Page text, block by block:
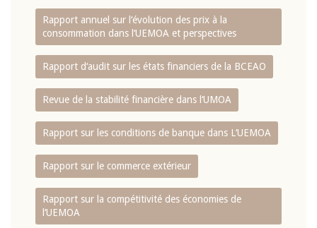
Rapport annuel sur l‘évolution des prix à la
consommation dans l‘UEMOA et perspectives
Rapport d‘audit sur les états financiers de la BCEAO
Revue de la stabilité financière dans l‘UMOA
Rapport sur les conditions de banque dans L‘UEMOA
Rapport sur le commerce extérieur
Rapport sur la compétitivité des économies de
l‘UEMOA